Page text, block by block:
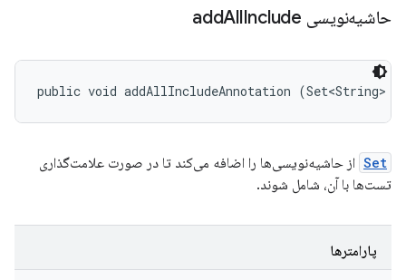
حاشیه‌نویسی add AllInclude
public void addAllIncludeAnnotation (Set<String>
Set از حاشیه‌نویسی‌ها را اضافه می‌کند تا در صورت علامت‌گذاری
تست‌ها با آن، شامل شوند.
پارامترها